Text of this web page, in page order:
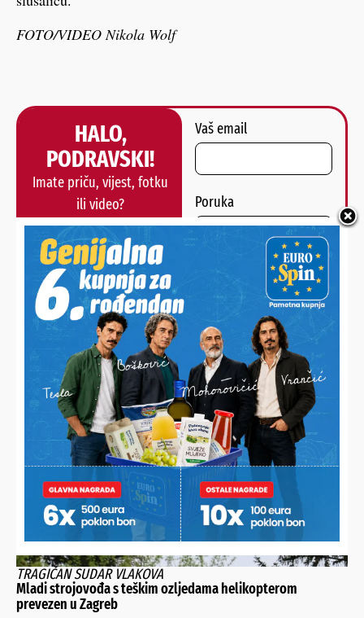
FOTO/VIDEO Nikola Wolf
HALO,
PODRAVSKI!
Imate priču, vijest, fotku
ili video?
Nešto vas muči ili želite
nešto/nekoga pohvaliti?
Javite nam se!
Vaš email
Poruka
POŠALJI
Alternative:
NAJNOVIJE VIJESTI
TRAGIČAN SUDAR VLAKOVA
Mladi strojovođa s teškim ozljedama helikopterom
prevezen u Zagreb